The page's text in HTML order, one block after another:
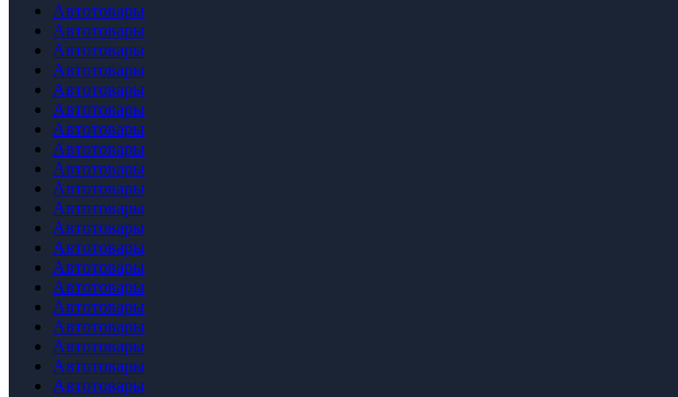
Автотовары
Автотовары
Автотовары
Автотовары
Автотовары
Автотовары
Автотовары
Автотовары
Автотовары
Автотовары
Автотовары
Автотовары
Автотовары
Автотовары
Автотовары
Автотовары
Автотовары
Автотовары
Автотовары
Автотовары